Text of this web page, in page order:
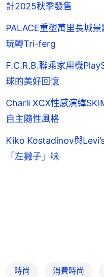
計2025秋季發售
PALACE重塑萬里長城
玩轉Tri-ferg
F.C.R.B.聯乘家用機
球的美好回憶
Charli XCX性感演繹
自主隨性風格
Kiko Kostadinov與
「左撇子」味
時尚 消費時尚